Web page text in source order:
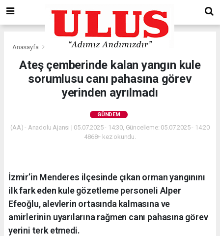
Anasayfa Gündem
Ateş çemberinde kalan yangın kule
sorumlusu canı pahasına görev
yerinden ayrılmadı
GÜNDEM
(AA) - Anadolu Ajansı | 05.07.2025 - 14:30, Güncelleme: 05.07.2025 - 14:20
4868+ kez okundu.
İzmir’in Menderes ilçesinde çıkan orman yangınını
ilk fark eden kule gözetleme personeli Alper
Efeoğlu, alevlerin ortasında kalmasına ve
amirlerinin uyarılarına rağmen canı pahasına görev
yerini terk etmedi.